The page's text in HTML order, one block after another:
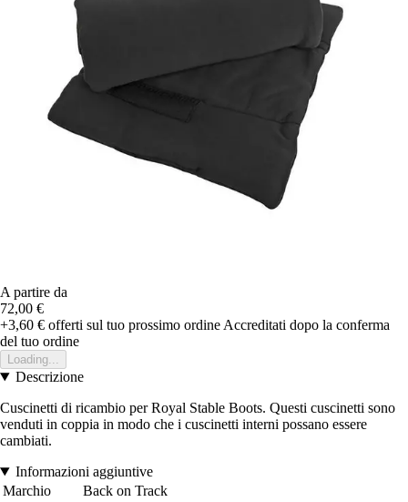
A partire da
72,00 €
+3,60 € offerti sul tuo prossimo ordine Accreditati dopo la conferma
del tuo ordine
Loading...
Descrizione
Cuscinetti di ricambio per Royal Stable Boots. Questi cuscinetti sono
venduti in coppia in modo che i cuscinetti interni possano essere
cambiati.
Informazioni aggiuntive
Marchio
Back on Track